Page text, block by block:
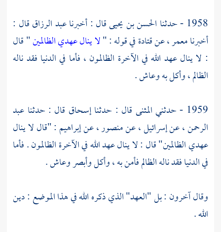
1958 - حدثنا
الحسن بن يحيىقال : أخبرناعبد الرزاققال :
أخبرنامعمر، عنقتادةفي قوله : "لا ينال عهدي الظالمين" قال
: لا ينال عهد الله في الآخرة الظالمون ، فأما في الدنيا فقد ناله
الظالم ، وأكل به وعاش .
1959 - حدثني
المثنى قال : حدثناإسحاق قال : حدثنا عبد
الرحمن، عنإسرائيل، عنمنصور، عنإبراهيم : "قال لا ينال
عهدي الظالمين" قال : لا ينال عهد الله في الآخرة الظالمون . فأما
في الدنيا فقد ناله الظالم فأمن به ، وأكل وأبصر وعاش .
وقال آخرون : بل "العهد" الذي ذكره الله في هذا الموضع : دين
الله .